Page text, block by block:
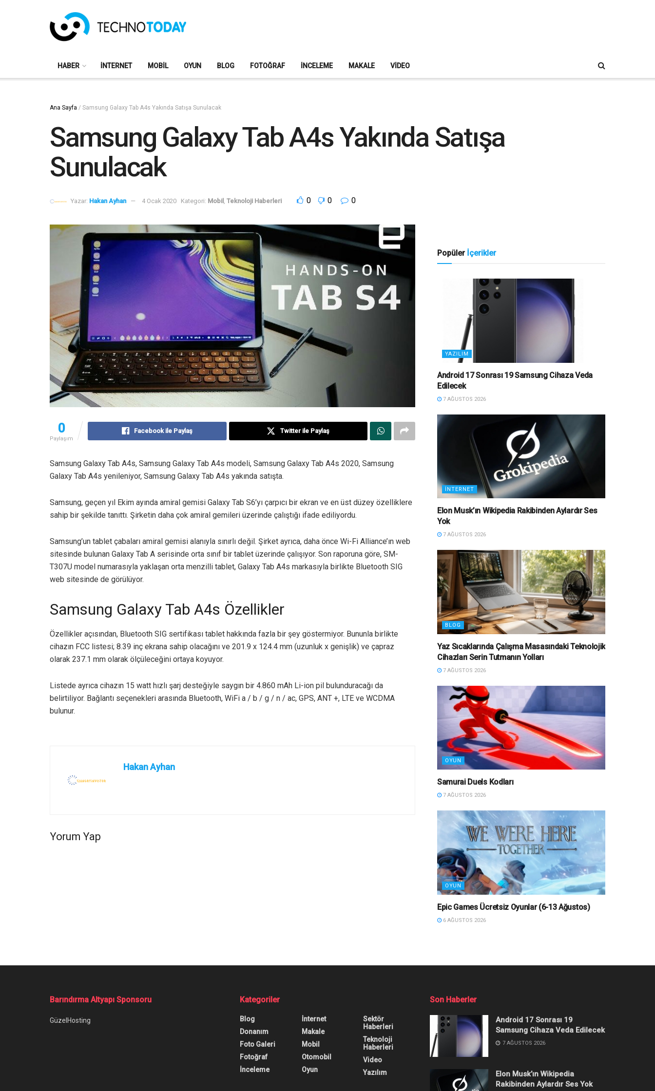
HABER İNTERNET MOBIL OYUN BLOG FOTOĞRAF İNCELEME MAKALE VIDEO
Ana Sayfa / Samsung Galaxy Tab A4s Yakında Satışa Sunulacak
Samsung Galaxy Tab A4s Yakında Satışa
Sunulacak
Yazar: Hakan Ayhan 4 Ocak 2020 Kategori: Mobil , Teknoloji Haberleri 0 0 0
0
Paylaşım
Facebook ile Paylaş Twitter ile Paylaş
Samsung Galaxy Tab A4s, Samsung Galaxy Tab A4s modeli, Samsung Galaxy Tab A4s 2020, Samsung
Galaxy Tab A4s yenileniyor, Samsung Galaxy Tab A4s yakında satışta.
Samsung, geçen yıl Ekim ayında amiral gemisi Galaxy Tab S6’yı çarpıcı bir ekran ve en üst düzey özelliklere
sahip bir şekilde tanıttı. Şirketin daha çok amiral gemileri üzerinde çalıştığı ifade ediliyordu.
Samsung’un tablet çabaları amiral gemisi alanıyla sınırlı değil. Şirket ayrıca, daha önce Wi-Fi Alliance’ın web
sitesinde bulunan Galaxy Tab A serisinde orta sınıf bir tablet üzerinde çalışıyor. Son raporuna göre, SM-
T307U model numarasıyla yaklaşan orta menzilli tablet, Galaxy Tab A4s markasıyla birlikte Bluetooth SIG
web sitesinde de görülüyor.
Samsung Galaxy Tab A4s Özellikler
Özellikler açısından, Bluetooth SIG sertifikası tablet hakkında fazla bir şey göstermiyor. Bununla birlikte
cihazın FCC listesi; 8.39 inç ekrana sahip olacağını ve 201.9 x 124.4 mm (uzunluk x genişlik) ve çapraz
olarak 237.1 mm olarak ölçüleceğini ortaya koyuyor.
Listede ayrıca cihazın 15 watt hızlı şarj desteğiyle saygın bir 4.860 mAh Li-ion pil bulunduracağı da
belirtiliyor. Bağlantı seçenekleri arasında Bluetooth, WiFi a / b / g / n / ac, GPS, ANT +, LTE ve WCDMA
bulunur.
Hakan Ayhan
Yorum Yap
Popüler İçerikler
YAZILIM
Android 17 Sonrası 19 Samsung Cihaza Veda
Edilecek
7 AĞUSTOS 2026
İNTERNET
Elon Musk’ın Wikipedia Rakibinden Aylardır Ses
Yok
7 AĞUSTOS 2026
BLOG
Yaz Sıcaklarında Çalışma Masasındaki Teknolojik
Cihazları Serin Tutmanın Yolları
7 AĞUSTOS 2026
OYUN
Samurai Duels Kodları
7 AĞUSTOS 2026
OYUN
Epic Games Ücretsiz Oyunlar (6-13 Ağustos)
6 AĞUSTOS 2026
Ana Sayfa/LG’nin 2019 Mali Raporu Endişelendiriyor
LG’nin 2019 Mali Raporu Endişelendiriyor